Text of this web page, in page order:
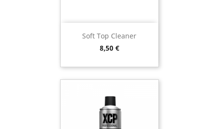
Soft Top Cleaner
Preço
8,50 €